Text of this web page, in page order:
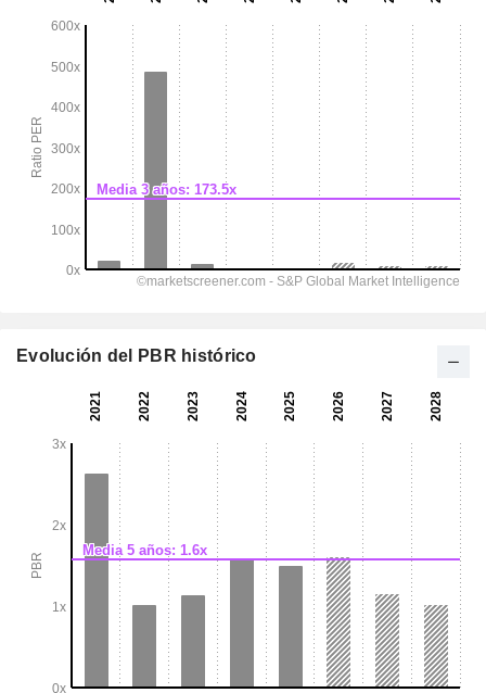
Evolución del PBR histórico